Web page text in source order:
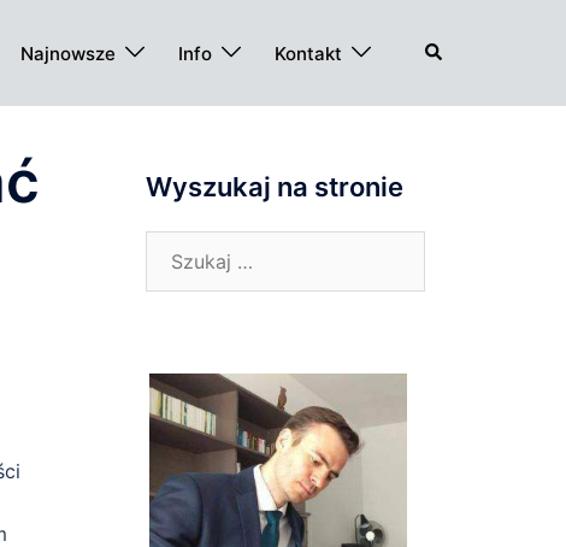
Najnowsze Info Kontakt Szukaj
Wyszukaj na stronie